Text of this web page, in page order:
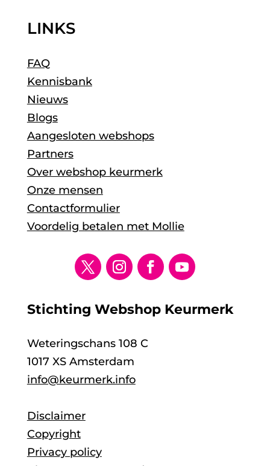
LINKS
FAQ
Kennisbank
Nieuws
Blogs
Aangesloten webshops
Partners
Over webshop keurmerk
Onze mensen
Contactformulier
Voordelig betalen met Mollie
Stichting Webshop Keurmerk
Weteringschans 108 C
1017 XS Amsterdam
info@keurmerk.info
Disclaimer
Copyright
Privacy policy